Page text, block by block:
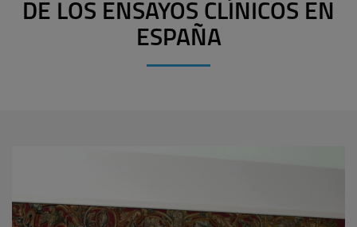
DE LOS ENSAYOS CLÍNICOS EN
ESPAÑA